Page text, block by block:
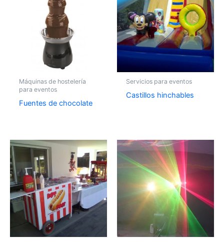
Máquinas de hostelería
para eventos
Fuentes de chocolate
Servicios para eventos
Castillos hinchables